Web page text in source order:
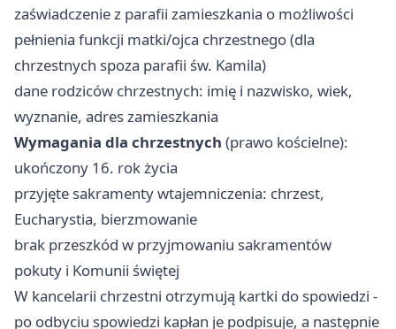
zaświadczenie z parafii zamieszkania o możliwości
pełnienia funkcji matki/ojca chrzestnego (dla
chrzestnych spoza parafii św. Kamila)
dane rodziców chrzestnych: imię i nazwisko, wiek,
wyznanie, adres zamieszkania
Wymagania dla chrzestnych (prawo kościelne):
ukończony 16. rok życia
przyjęte sakramenty wtajemniczenia: chrzest,
Eucharystia, bierzmowanie
brak przeszkód w przyjmowaniu sakramentów
pokuty i Komunii świętej
W kancelarii chrzestni otrzymują kartki do spowiedzi -
po odbyciu spowiedzi kapłan je podpisuje, a następnie